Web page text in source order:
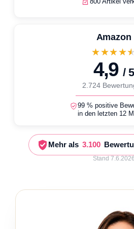
Amazon
★★★★★
4,9 / 5
2.724
99 % positive
in den letzten 12
Mehr als 3.100
Stand 7.6.2026